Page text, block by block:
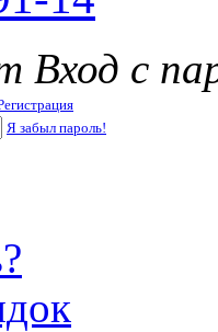
Вход с
Я забыл пароль!